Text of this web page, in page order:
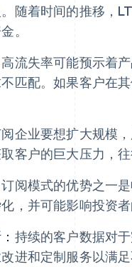
随着时间的推移，
。
高流失率可能预示着
匹配。如果客户在
企业要想扩大规模
客户的巨大压力，往
订阅模式的优势之一
，并可能影响投资者
持续的客户数据对
进和定制服务以满